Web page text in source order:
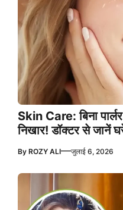
Skin Care: बिना
निखार! डॉक्टर से जानें
By ROZY ALI—जुलाई 6, 2026